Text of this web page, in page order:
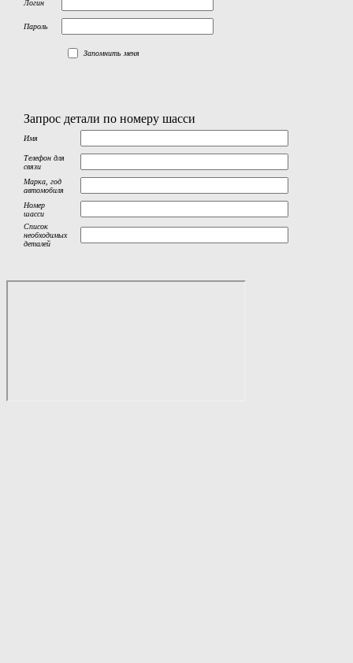
Логин
Пароль
Запомнить меня
Запрос детали по номеру шасси
Имя
Телефон для
связи
Марка, год
автомобиля
Номер
шасси
Список
необходимых
деталей